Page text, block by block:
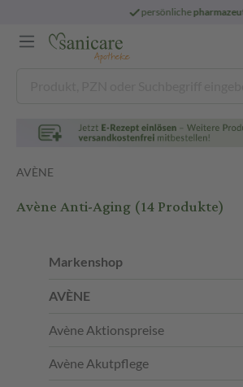
persönlichepharmazeutische
AVÈNE
Avène Anti-Aging(14 Produkte)
Markenshop
AVÈNE
Avène Aktionspreise
Avène Akutpflege